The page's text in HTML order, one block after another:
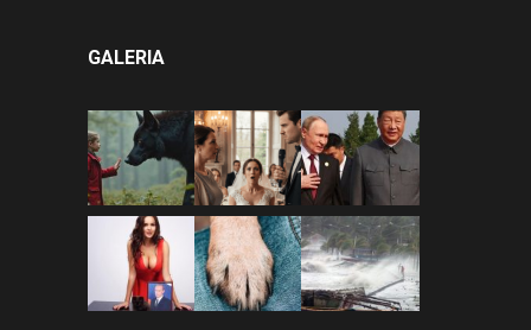
GALERIA